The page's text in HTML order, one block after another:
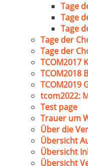
Tage
Tage
Tage
Tage der
Tage der
TCOM2017
TCOM2018
TCOM2019
tcom2022:
Test page
Trauer um
Über die
Übersicht
Übersicht
Übersicht